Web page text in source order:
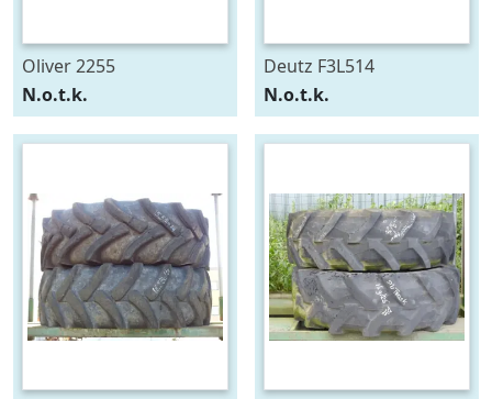
Oliver 2255
N.o.t.k.
Deutz F3L514
N.o.t.k.